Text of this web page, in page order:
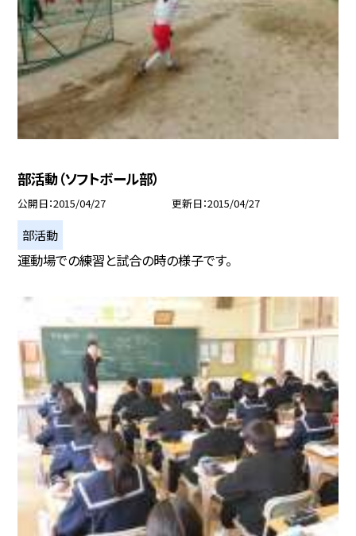
部活動（ソフトボール部）
公開日 2015/04/27 更新日 2015/04/27
部活動
運動場での練習と試合の時の様子です。